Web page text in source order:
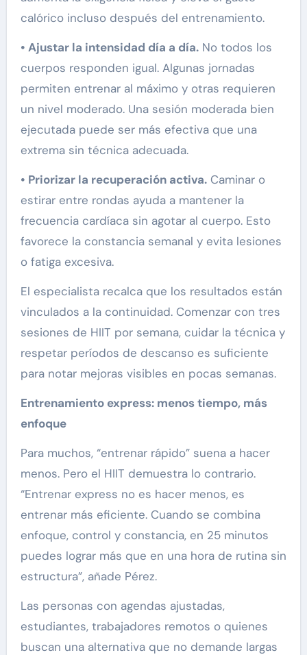
calórico incluso después del entrenamiento.
• Ajustar la intensidad día a día.No todos los
cuerpos responden igual. Algunas jornadas
permiten entrenar al máximo y otras requieren
un nivel moderado. Una sesión moderada bien
ejecutada puede ser más efectiva que una
extrema sin técnica adecuada.
• Priorizar la recuperación activa.Caminar o
estirar entre rondas ayuda a mantener la
frecuencia cardíaca sin agotar al cuerpo. Esto
favorece la constancia semanal y evita lesiones
o fatiga excesiva.
El especialista recalca que los resultados están
vinculados a la continuidad. Comenzar con tres
sesiones de HIIT por semana, cuidar la técnica y
respetar períodos de descanso es suficiente
para notar mejoras visibles en pocas semanas.
Entrenamiento express: menos tiempo, más
enfoque
Para muchos, “entrenar rápido” suena a hacer
menos. Pero el HIIT demuestra lo contrario.
“Entrenar express no es hacer menos, es
entrenar más eficiente. Cuando se combina
enfoque, control y constancia, en 25 minutos
puedes lograr más que en una hora de rutina sin
estructura”, añade Pérez.
Las personas con agendas ajustadas,
estudiantes, trabajadores remotos o quienes
buscan una alternativa que no demande largas